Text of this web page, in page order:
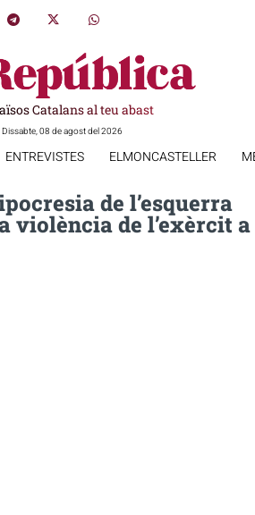
Catalans al teu abast
Dissabte, 08 de agost del 2026
ENTREVISTES ELMONCASTELLER
de l’esquerra
violència de l’exèrcit a